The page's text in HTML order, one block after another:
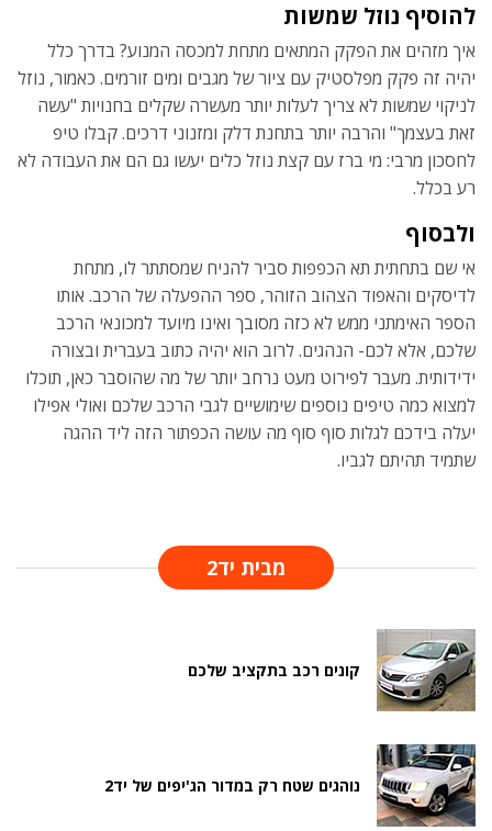
להוסיף נוזל שמשות
איך מזהים את הפקק המתאים מתחת למכסה המנוע? בדרך כלל
יהיה זה פקק מפלסטיק עם ציור של מגבים ומים זורמים. כאמור, נוזל
לניקוי שמשות לא צריך לעלות יותר מעשרה שקלים בחנויות "עשה
זאת בעצמך" והרבה יותר בתחנת דלק ומזנוני דרכים. קבלו טיפ
לחסכון מרבי: מי ברז עם קצת נוזל כלים יעשו גם הם את העבודה לא
רע בכלל.
ולבסוף
אי שם בתחתית תא הכפפות סביר להניח שמסתתר לו, מתחת
לדיסקים והאפוד הצהוב הזוהר, ספר ההפעלה של הרכב. אותו
הספר האימתני ממש לא כזה מסובך ואינו מיועד למכונאי הרכב
שלכם, אלא לכם- הנהגים. לרוב הוא יהיה כתוב בעברית ובצורה
ידידותית. מעבר לפירוט מעט נרחב יותר של מה שהוסבר כאן, תוכלו
למצוא כמה טיפים נוספים שימושיים לגבי הרכב שלכם ואולי אפילו
יעלה בידכם לגלות סוף סוף מה עושה הכפתור הזה ליד ההגה
שתמיד תהיתם לגביו.
מבית יד2
קונים רכב בתקציב שלכם
נוהגים שטח רק במדור הג'יפים של יד2